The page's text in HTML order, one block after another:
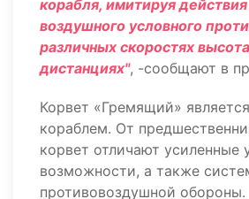
корабля, имитируя
воздушного условного
различных скоростях
дистанциях", -сообщают в
Корвет «Гремящий»
кораблем. От
корвет отличают усиленные
возможности, а также
противовоздушной обороны.